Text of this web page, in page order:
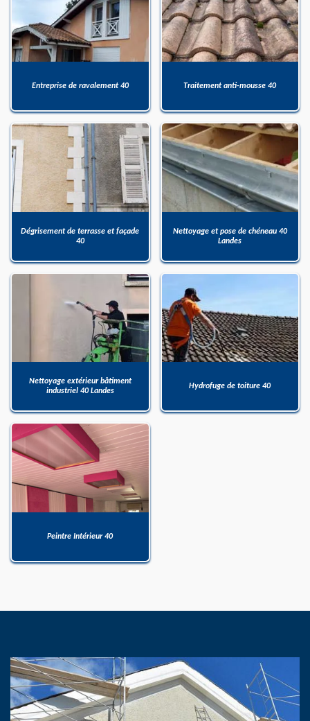
Entreprise de ravalement 40 Traitement anti-mousse 40
Dégrisement de terrasse et façade
40
Nettoyage et pose de chéneau 40
Landes
Nettoyage extérieur bâtiment
industriel 40 Landes
Hydrofuge de toiture 40
Peintre Intérieur 40